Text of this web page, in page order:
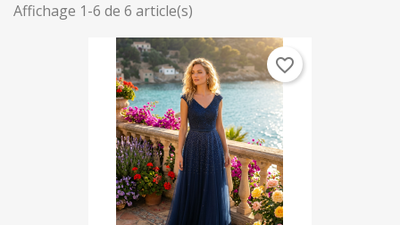
Affichage 1-6 de 6 article(s)
favorite_border